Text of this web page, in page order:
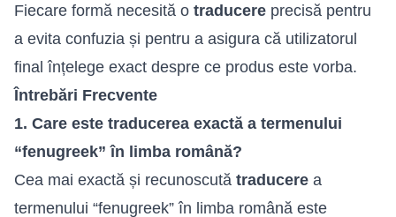
Fiecare formă necesită o traducere precisă pentru
a evita confuzia și pentru a asigura că utilizatorul
final înțelege exact despre ce produs este vorba.
Întrebări Frecvente
1. Care este traducerea exactă a termenului
“fenugreek” în limba română?
Cea mai exactă și recunoscută traducere a
termenului “fenugreek” în limba română este